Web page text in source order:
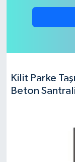
Kilit Parke
Beton